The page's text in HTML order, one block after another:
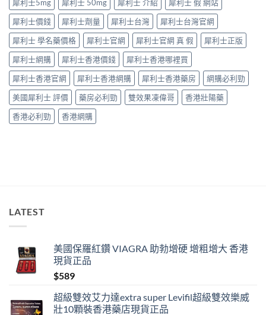
讀〉
中
個
捉
——
藥
師：
九
成
「冇
效」
投
訴，
其
實
掂〉
犀利士5mg 犀利士 50mg 犀利士 介紹
犀利士 假 網站
犀利士價錢
犀利士劑量 犀利士台灣
犀利士台灣官網
犀利士 學名藥價格
犀利士官網 犀利士官網 真 假
犀利士正版
犀利士網購
犀利士香港價錢
犀利士香港哪裡買
犀利士香港官網
犀利士香港網購 犀利士香港藥房
網購必利勁
美國犀利士 評價
藥房必利勁 雙效果凍偉哥
香港壯陽藥
香港必利勁
香港網購
LATEST
美國保羅紅鑽 VIAGRA 助勃增硬 增粗增大 香港
現貨正品
$589
超級雙效艾力達extra super Levifil超級雙效樂威
壯10顆裝香港藥店現貨正品